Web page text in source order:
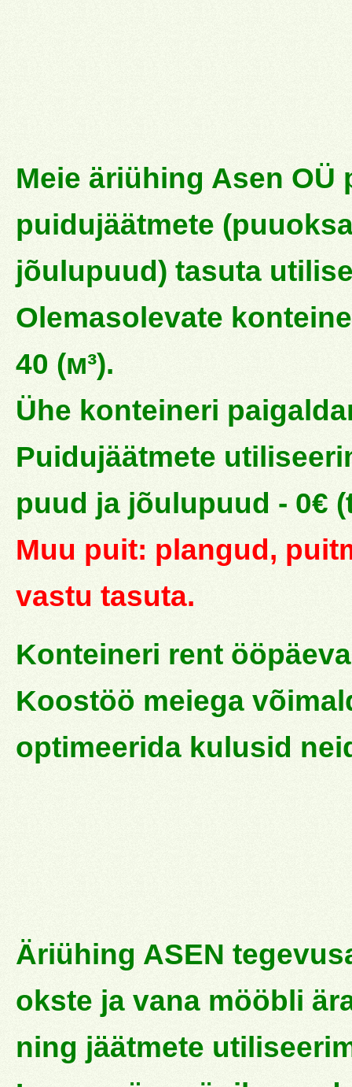
Meie äriühing Asen
puidujäätmete
jõulupuud) tasuta
Olemasolevate
40 (м³).
Ühe konteineri
Puidujäätmete
puud ja jõulupuud - 0€
Muu puit: plangud,
vastu tasuta.
Konteineri rent
Koostöö meiega
optimeerida kulusid
Äriühing ASEN
okste ja vana mööbli
ning jäätmete